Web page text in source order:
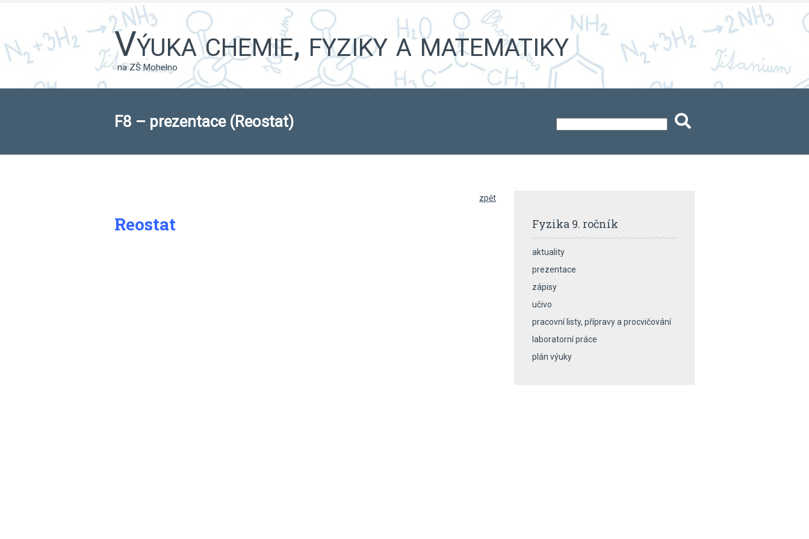
Výuka chemie, fyziky a matematiky
na ZŠ Mohelno
F8 – prezentace (Reostat)
zpět
Reostat Fyzika 9. ročník
aktuality
prezentace
zápisy
učivo
pracovní listy, přípravy a procvičování
laboratorní práce
plán výuky